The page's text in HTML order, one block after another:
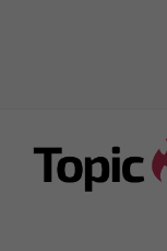
contenuto